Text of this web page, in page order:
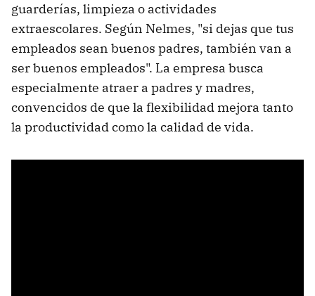
guarderías, limpieza o actividades
extraescolares. Según Nelmes, "si dejas que tus
empleados sean buenos padres, también van a
ser buenos empleados". La empresa busca
especialmente atraer a padres y madres,
convencidos de que la flexibilidad mejora tanto
la productividad como la calidad de vida.